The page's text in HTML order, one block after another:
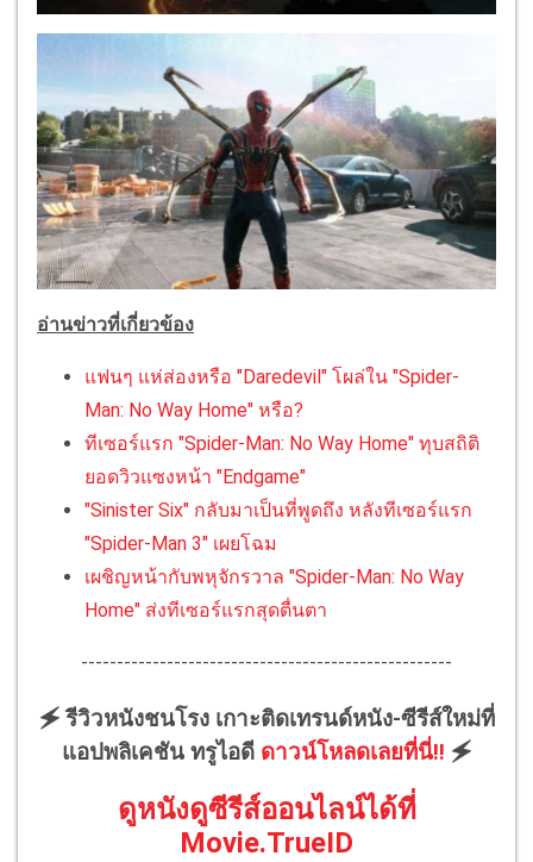
อ่านข่าวที่เกี่ยวข้อง
แฟนๆ แห่ส่องหรือ "Daredevil" โผล่ใน "Spider-
Man: No Way Home" หรือ?
ทีเซอร์แรก "Spider-Man: No Way Home" ทุบสถิติ
ยอดวิวแซงหน้า "Endgame"
"Sinister Six" กลับมาเป็นที่พูดถึง หลังทีเซอร์แรก
"Spider-Man 3" เผยโฉม
เผชิญหน้ากับพหุจักรวาล "Spider-Man: No Way
Home" ส่งทีเซอร์แรกสุดตื่นตา
----------------------------------------------------
🗲 รีวิวหนังชนโรง เกาะติดเทรนด์หนัง-ซีรีส์ใหม่ที่
แอปพลิเคชัน ทรูไอดี ดาวน์โหลดเลยที่นี่!! 🗲
ดูหนังดูซีรีส์ออนไลน์ได้ที่
Movie.TrueID